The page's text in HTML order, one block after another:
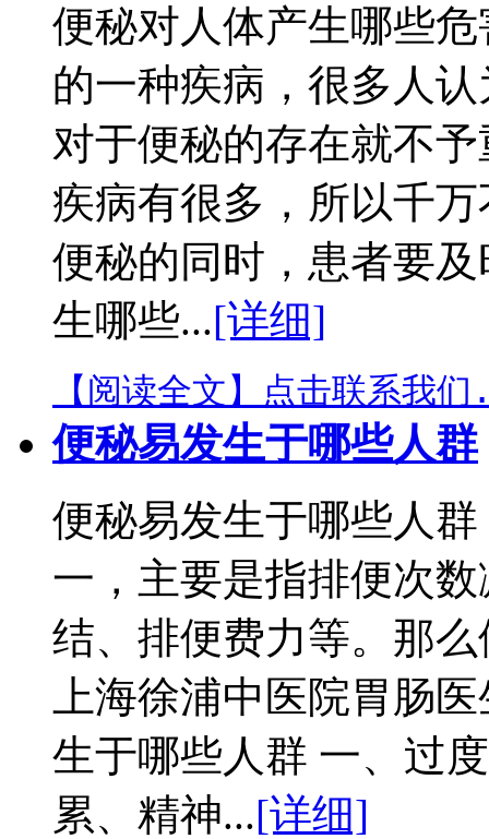
便秘对人体产生哪些
的一种疾病，很多人
对于便秘的存在就不
疾病有很多，所以千
便秘的同时，患者要
生哪些...[详细]
【阅读全文】 点击联系我
便秘易发生于哪些人群
便秘易发生于哪些人
一，主要是指排便次
结、排便费力等。那
上海徐浦中医院胃肠
生于哪些人群 一、过
累、精神...[详细]